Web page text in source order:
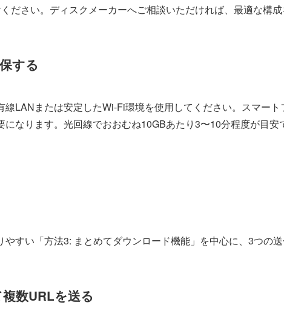
ださい。ディスクメーカーへご相談いただければ、最適な構成
する
LANまたは安定したWi-Fi環境を使用してください。スマー
なります。光回線でおおむね10GBあたり3〜10分程度が目安
すい「方法3: まとめてダウンロード機能」を中心に、3つの送
数URLを送る